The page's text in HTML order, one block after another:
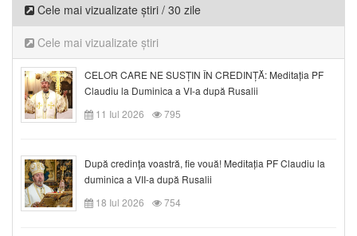
Cele mai vizualizate știri / 30 zile
Cele mai vizualizate știri
CELOR CARE NE SUSȚIN ÎN CREDINȚĂ: Meditația PF
Claudiu la Duminica a VI-a după Rusalii
11 Iul 2026
795
După credinţa voastră, fie vouă! Meditația PF Claudiu la
duminica a VII-a după Rusalii
18 Iul 2026
754